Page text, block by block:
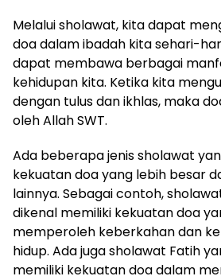
Melalui sholawat, kita dapat
doa dalam ibadah kita sehari-
dapat membawa berbagai
kehidupan kita. Ketika kita
dengan tulus dan ikhlas, maka
oleh Allah SWT.
Ada beberapa jenis sholawat
kekuatan doa yang lebih besar
lainnya. Sebagai contoh,
dikenal memiliki kekuatan doa
memperoleh keberkahan dan
hidup. Ada juga sholawat Fatih
memiliki kekuatan doa dalam